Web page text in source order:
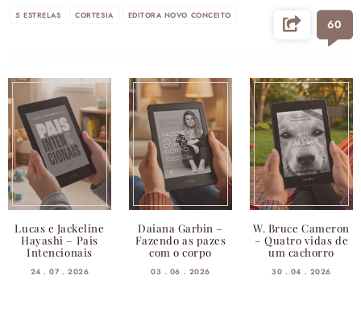
5 ESTRELAS CORTESIA EDITORA NOVO CONCEITO
60
Lucas e Jackeline
Hayashi – Pais
Intencionais
24 . 07 . 2026
Daiana Garbin –
Fazendo as pazes
com o corpo
03 . 06 . 2026
W. Bruce Cameron
– Quatro vidas de
um cachorro
30 . 04 . 2026